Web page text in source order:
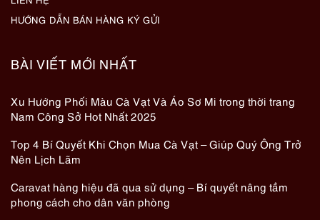
HƯỚNG DẪN BÁN HÀNG KÝ GỬI
BÀI VIẾT MỚI NHẤT
Xu Hướng Phối Màu Cà Vạt Và Áo Sơ Mi trong thời trang
Nam Công Sở Hot Nhất 2025
Top 4 Bí Quyết Khi Chọn Mua Cà Vạt – Giúp Quý Ông Trở
Nên Lịch Lãm
Caravat hàng hiệu đã qua sử dụng – Bí quyết nâng tầm
phong cách cho dân văn phòng